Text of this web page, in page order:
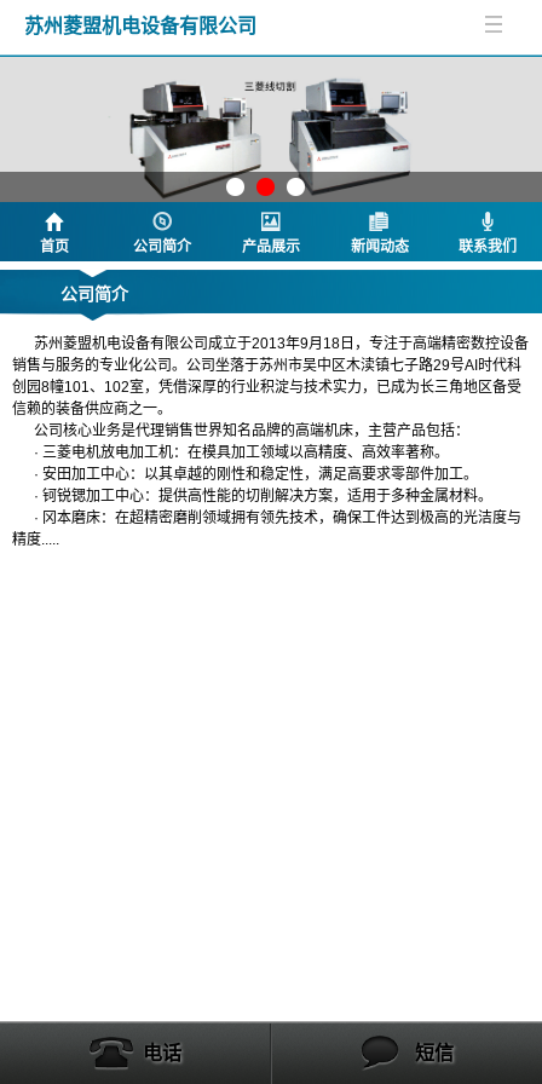
苏州菱盟机电设备有限公司
首页 公司简介 产品展示 新闻动态 联系我们
公司简介
苏州菱盟机电设备有限公司成立于2013年9月18日，专注于高端精密数控设备
销售与服务的专业化公司。公司坐落于苏州市吴中区木渎镇七子路29号AI时代科
创园8幢101、102室，凭借深厚的行业积淀与技术实力，已成为长三角地区备受
信赖的装备供应商之一。
公司核心业务是代理销售世界知名品牌的高端机床，主营产品包括：
· 三菱电机放电加工机：在模具加工领域以高精度、高效率著称。
· 安田加工中心：以其卓越的刚性和稳定性，满足高要求零部件加工。
· 钶锐锶加工中心：提供高性能的切削解决方案，适用于多种金属材料。
· 冈本磨床：在超精密磨削领域拥有领先技术，确保工件达到极高的光洁度与
精度.....
电话 短信